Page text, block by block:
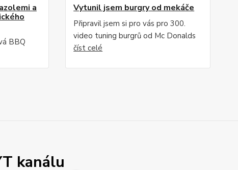
a
BBQ
Vytunil jsem burgry od mekáče
Připravil jsem si pro vás pro 300.
video tuning burgrů od Mc Donalds
číst celé
kanálu